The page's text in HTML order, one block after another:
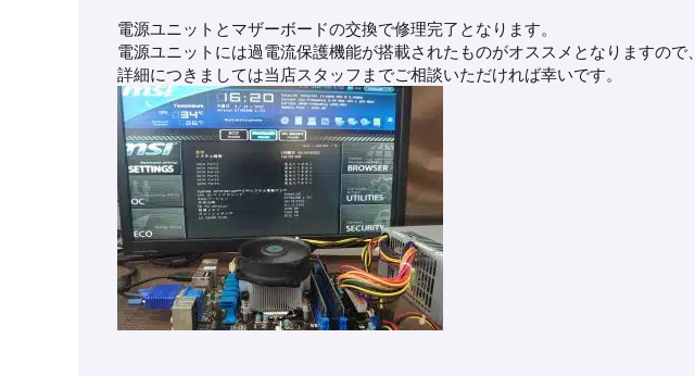
電源ユニットとマザーボードの交換で修理完了となります。
電源ユニットには過電流保護機能が搭載されたものがオススメとなりますので、
詳細につきましては当店スタッフまでご相談いただければ幸いです。